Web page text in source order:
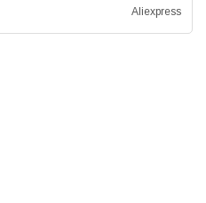
Aliexpress